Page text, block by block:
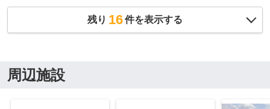
残り 16件を表示する
周辺施設